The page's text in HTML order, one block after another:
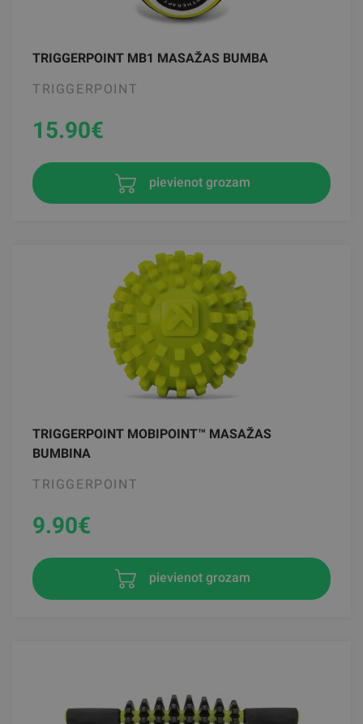
TRIGGERPOINT MB1 MASAŽAS BUMBA
TRIGGERPOINT
15.90€
pievienot grozam
TRIGGERPOINT MOBIPOINT™ MASAŽAS
BUMBINA
TRIGGERPOINT
9.90€
pievienot grozam